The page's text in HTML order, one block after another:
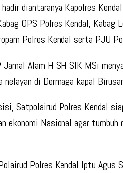
diantaranya Kapolres
OPS Polres Kendal, Kabag
Polres Kendal serta PJU
Jamal Alam H SH SIK MSi
nelayan di Dermaga kapal
Satpolairud Polres Kendal
ekonomi Nasional agar tumbuh
Polres Kendal Iptu Agus